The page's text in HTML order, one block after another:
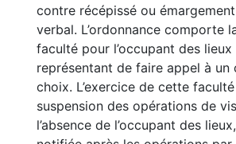
contre récépissé ou
verbal. L’ordonnance comporte
faculté pour l’occupant des lieux
représentant de faire appel à un
choix. L’exercice de cette faculté
suspension des opérations de
l’absence de l’occupant des